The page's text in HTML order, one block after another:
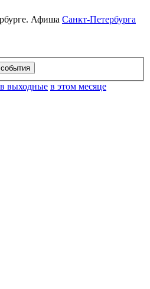
Афиша Санкт-Петербурга
в выходные в этом месяце